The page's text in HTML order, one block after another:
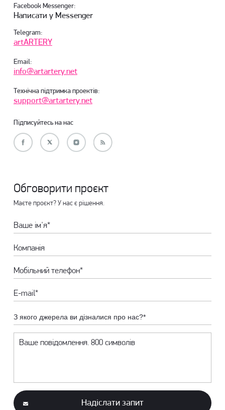
Facebook Messenger:
Написати у Messenger
Telegram:
artARTERY
Email:
info@artartery.net
Технічна підтримка проектів:
support@artartery.net
Підписуйтесь на нас
Обговорити проєкт
Маєте проєкт? У нас є рішення.
З якого джерела ви дізналися про нас?*
Надіслати запит